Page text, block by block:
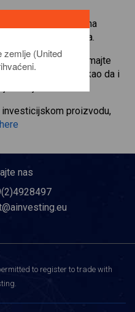
udjela na
CFD-ovima.
naWalt Disney
. Primajte
primajte dividende kao da i
proizvodu,
nas
to register to trade with
zemlje (United